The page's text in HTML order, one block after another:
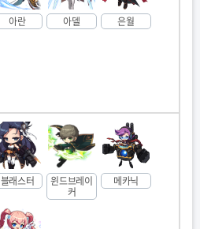
아란 아델 은월
블래스터 윈드브레이
커
메카닉